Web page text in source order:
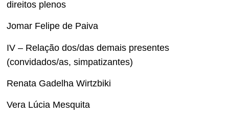
direitos plenos
Jomar Felipe de Paiva
IV – Relação dos/das demais presentes
(convidados/as, simpatizantes)
Renata Gadelha Wirtzbiki
Vera Lúcia Mesquita